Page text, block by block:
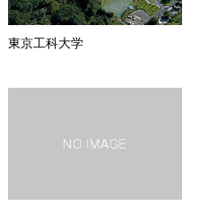
東京工科大学